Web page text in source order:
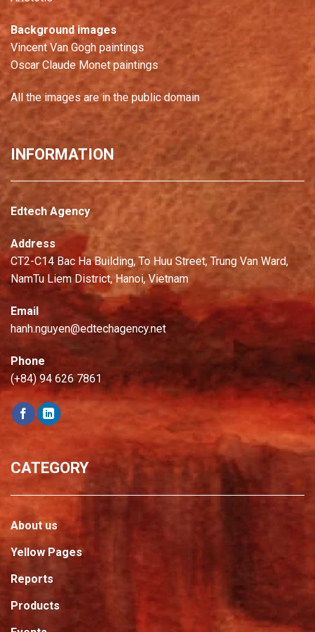
Background images
Vincent Van Gogh paintings
Oscar Claude Monet paintings
All the images are in the public domain
INFORMATION
Edtech Agency
Address
CT2-C14 Bac Ha Building, To Huu Street, Trung Van Ward,
NamTu Liem District, Hanoi, Vietnam
Email
hanh.nguyen@edtechagency.net
Phone
(+84) 94 626 7861
CATEGORY
About us
Yellow Pages
Reports
Products